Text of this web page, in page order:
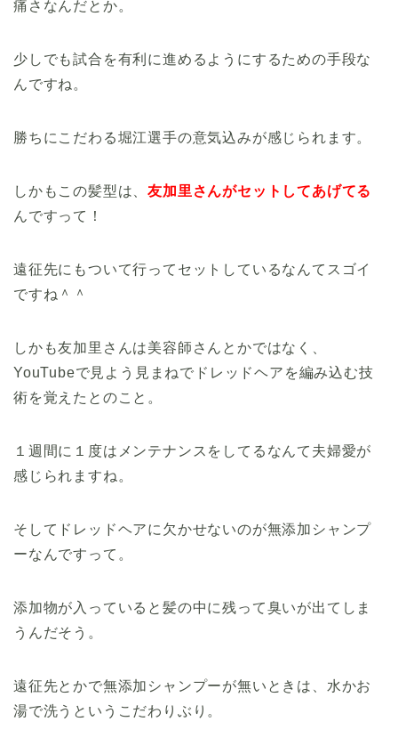
痛さなんだとか。
少しでも試合を有利に進めるようにするための手段な
んですね。
勝ちにこだわる堀江選手の意気込みが感じられます。
しかもこの髪型は、友加里さんがセットしてあげてる
んですって！
遠征先にもついて行ってセットしているなんてスゴイ
ですね＾＾
しかも友加里さんは美容師さんとかではなく、
YouTubeで見よう見まねでドレッドヘアを編み込む技
術を覚えたとのこと。
１週間に１度はメンテナンスをしてるなんて 夫婦愛が
感じられますね。
そしてドレッドヘアに欠かせないのが無添加シャンプ
ーなんですって。
添加物が入っていると髪の中に残って臭いが出てしま
うんだそう。
遠征先とかで無添加シャンプーが無いときは、水かお
湯で洗うというこだわりぶり。